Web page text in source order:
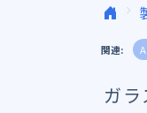
関連:
ガ